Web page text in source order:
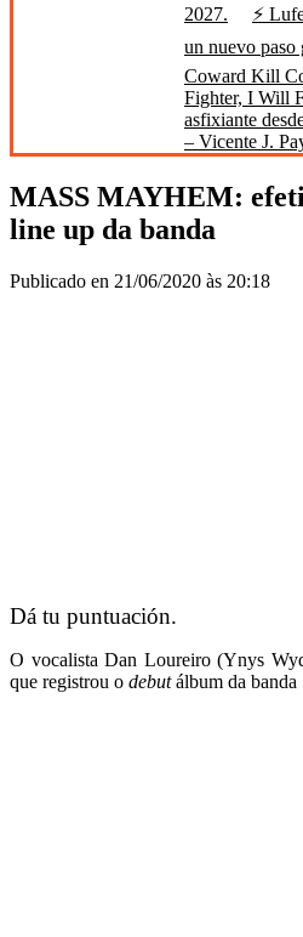
2027.
⚡
un nuevo paso
Coward Kill
Fighter, I Will
asfixiante
– Vicente J.
MASS MAYHEM:
line up da banda
Publicado en 21/06/2020 às 20:18
Dá tu puntuación.
O vocalista Dan Loureiro (Ynys
que registrou o debutálbum da banda